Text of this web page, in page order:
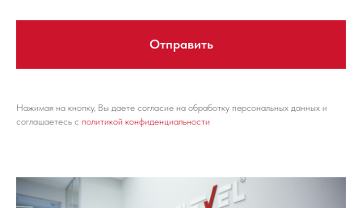
Отправить
Нажимая на кнопку, Вы даете согласие на обработку персональных данных и
соглашаетесь с политикой конфиденциальности